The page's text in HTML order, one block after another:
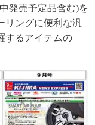
発売予定品含む)を
リングに便利な汎
するアイテムの